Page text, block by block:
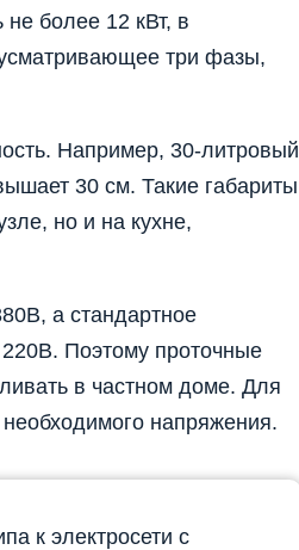
более 12 кВт, в
три фазы,
Например, 30-литровый
30 см. Такие габариты
но и на кухне,
а стандартное
Поэтому проточные
в частном доме. Для
напряжения.
к электросети с